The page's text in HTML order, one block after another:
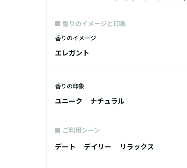
香りのイメージと印象
香りのイメージ
エレガント
香りの印象
ユニーク ナチュラル
ご利用シーン
デート デイリー リラックス